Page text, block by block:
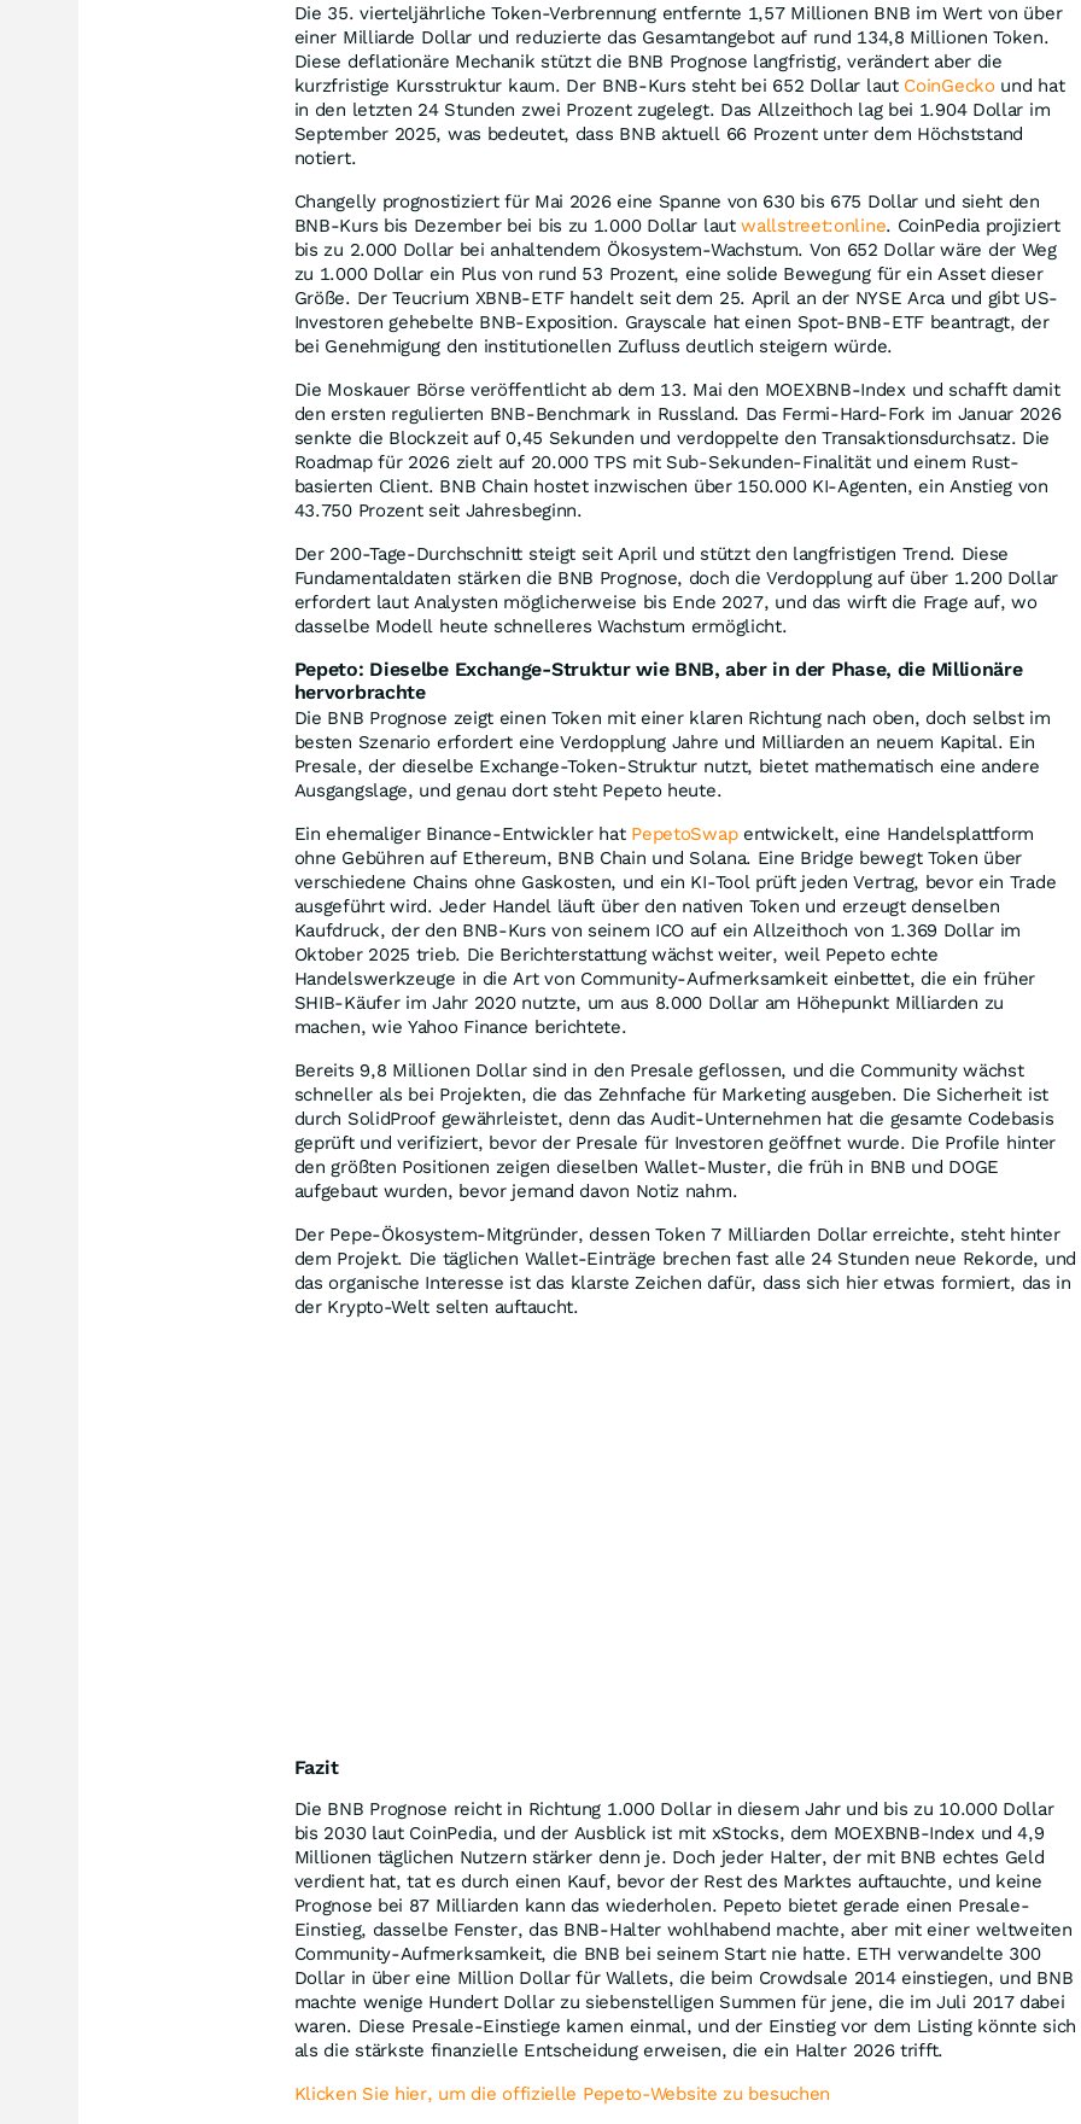
Die 35. vierteljährliche Token-Verbrennung entfernte 1,57 Millionen BNB im Wert von über
einer Milliarde Dollar und reduzierte das Gesamtangebot auf rund 134,8 Millionen Token.
Diese deflationäre Mechanik stützt die BNB Prognose langfristig, verändert aber die
kurzfristige Kursstruktur kaum. Der BNB-Kurs steht bei 652 Dollar laut CoinGecko und hat
in den letzten 24 Stunden zwei Prozent zugelegt. Das Allzeithoch lag bei 1.904 Dollar im
September 2025, was bedeutet, dass BNB aktuell 66 Prozent unter dem Höchststand
notiert.
Changelly prognostiziert für Mai 2026 eine Spanne von 630 bis 675 Dollar und sieht den
BNB-Kurs bis Dezember bei bis zu 1.000 Dollar lautwallstreet:online. CoinPedia projiziert
bis zu 2.000 Dollar bei anhaltendem Ökosystem-Wachstum. Von 652 Dollar wäre der Weg
zu 1.000 Dollar ein Plus von rund 53 Prozent, eine solide Bewegung für ein Asset dieser
Größe. Der Teucrium XBNB-ETF handelt seit dem 25. April an der NYSE Arca und gibt US-
Investoren gehebelte BNB-Exposition. Grayscale hat einen Spot-BNB-ETF beantragt, der
bei Genehmigung den institutionellen Zufluss deutlich steigern würde.
Die Moskauer Börse veröffentlicht ab dem 13. Mai den MOEXBNB-Index und schafft damit
den ersten regulierten BNB-Benchmark in Russland. Das Fermi-Hard-Fork im Januar 2026
senkte die Blockzeit auf 0,45 Sekunden und verdoppelte den Transaktionsdurchsatz. Die
Roadmap für 2026 zielt auf 20.000 TPS mit Sub-Sekunden-Finalität und einem Rust-
basierten Client. BNB Chain hostet inzwischen über 150.000 KI-Agenten, ein Anstieg von
43.750 Prozent seit Jahresbeginn.
Der 200-Tage-Durchschnitt steigt seit April und stützt den langfristigen Trend. Diese
Fundamentaldaten stärken die BNB Prognose, doch die Verdopplung auf über 1.200 Dollar
erfordert laut Analysten möglicherweise bis Ende 2027, und das wirft die Frage auf, wo
dasselbe Modell heute schnelleres Wachstum ermöglicht.
Pepeto: Dieselbe Exchange-Struktur wie BNB, aber in der Phase, die Millionäre
hervorbrachte
Die BNB Prognose zeigt einen Token mit einer klaren Richtung nach oben, doch selbst im
besten Szenario erfordert eine Verdopplung Jahre und Milliarden an neuem Kapital. Ein
Presale, der dieselbe Exchange-Token-Struktur nutzt, bietet mathematisch eine andere
Ausgangslage, und genau dort steht Pepeto heute.
Ein ehemaliger Binance-Entwickler hat PepetoSwapentwickelt, eine Handelsplattform
ohne Gebühren auf Ethereum, BNB Chain und Solana. Eine Bridge bewegt Token über
verschiedene Chains ohne Gaskosten, und ein KI-Tool prüft jeden Vertrag, bevor ein Trade
ausgeführt wird. Jeder Handel läuft über den nativen Token und erzeugt denselben
Kaufdruck, der den BNB-Kurs von seinem ICO auf ein Allzeithoch von 1.369 Dollar im
Oktober 2025 trieb. Die Berichterstattung wächst weiter, weil Pepeto echte
Handelswerkzeuge in die Art von Community-Aufmerksamkeit einbettet, die ein früher
SHIB-Käufer im Jahr 2020 nutzte, um aus 8.000 Dollar am Höhepunkt Milliarden zu
machen, wie Yahoo Finance berichtete.
Bereits 9,8 Millionen Dollar sind in den Presale geflossen, und die Community wächst
schneller als bei Projekten, die das Zehnfache für Marketing ausgeben. Die Sicherheit ist
durch SolidProof gewährleistet, denn das Audit-Unternehmen hat die gesamte Codebasis
geprüft und verifiziert, bevor der Presale für Investoren geöffnet wurde. Die Profile hinter
den größten Positionen zeigen dieselben Wallet-Muster, die früh in BNB und DOGE
aufgebaut wurden, bevor jemand davon Notiz nahm.
Der Pepe-Ökosystem-Mitgründer, dessen Token 7 Milliarden Dollar erreichte, steht hinter
dem Projekt. Die täglichen Wallet-Einträge brechen fast alle 24 Stunden neue Rekorde, und
das organische Interesse ist das klarste Zeichen dafür, dass sich hier etwas formiert, das in
der Krypto-Welt selten auftaucht.
Fazit
Die BNB Prognose reicht in Richtung 1.000 Dollar in diesem Jahr und bis zu 10.000 Dollar
bis 2030 laut CoinPedia, und der Ausblick ist mit xStocks, dem MOEXBNB-Index und 4,9
Millionen täglichen Nutzern stärker denn je. Doch jeder Halter, der mit BNB echtes Geld
verdient hat, tat es durch einen Kauf, bevor der Rest des Marktes auftauchte, und keine
Prognose bei 87 Milliarden kann das wiederholen. Pepeto bietet gerade einen Presale-
Einstieg, dasselbe Fenster, das BNB-Halter wohlhabend machte, aber mit einer weltweiten
Community-Aufmerksamkeit, die BNB bei seinem Start nie hatte. ETH verwandelte 300
Dollar in über eine Million Dollar für Wallets, die beim Crowdsale 2014 einstiegen, und BNB
machte wenige Hundert Dollar zu siebenstelligen Summen für jene, die im Juli 2017 dabei
waren. Diese Presale-Einstiege kamen einmal, und der Einstieg vor dem Listing könnte sich
als die stärkste finanzielle Entscheidung erweisen, die ein Halter 2026 trifft.
Klicken Sie hier, um die offizielle Pepeto-Website zu besuchen